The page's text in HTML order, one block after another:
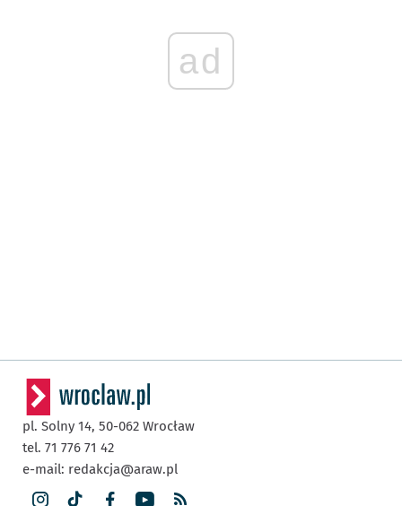
ad
pl. Solny 14, 50-062 Wrocław
tel. 71 776 71 42
e-mail: redakcja@araw.pl